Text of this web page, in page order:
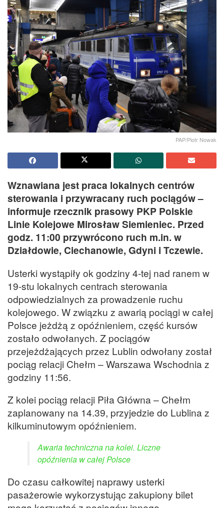
PAP/Piotr Nowak
Wznawiana jest praca lokalnych centrów
sterowania i przywracany ruch pociągów –
informuje rzecznik prasowy PKP Polskie
Linie Kolejowe Mirosław Siemieniec. Przed
godz. 11:00 przywrócono ruch m.in. w
Działdowie, Ciechanowie, Gdyni i Tczewie.
Usterki wystąpiły ok godziny 4-tej nad ranem w
19-stu lokalnych centrach sterowania
odpowiedzialnych za prowadzenie ruchu
kolejowego. W związku z awarią pociągi w całej
Polsce jeżdżą z opóźnieniem, część kursów
zostało odwołanych. Z pociągów
przejeżdżających przez Lublin odwołany został
pociąg relacji Chełm – Warszawa Wschodnia z
godziny 11:56.
Z kolei pociąg relacji Piła Główna – Chełm
zaplanowany na 14.39, przyjedzie do Lublina z
kilkuminutowym opóźnieniem.
Awaria techniczna na kolei. Liczne
opóźnienia w całej Polsce
Do czasu całkowitej naprawy usterki
pasażerowie wykorzystując zakupiony bilet